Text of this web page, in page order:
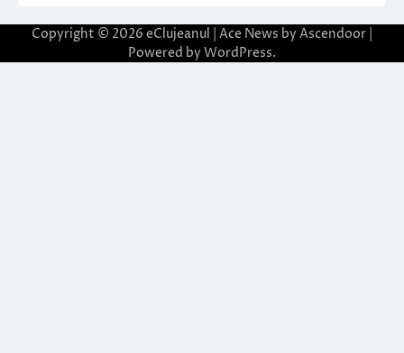
Copyright © 2026 eClujeanul | Ace News by Ascendoor
Powered by WordPress.